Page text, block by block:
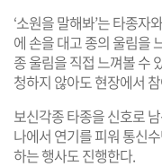
‘소원을 말해봐’는 타종자
에 손을 대고 종의 울림을
종 울림을 직접 느껴볼 수
청하지 않아도 현장에서
보신각종 타종을 신호로
나에서 연기를 피워 통신
하는 행사도 진행한다.